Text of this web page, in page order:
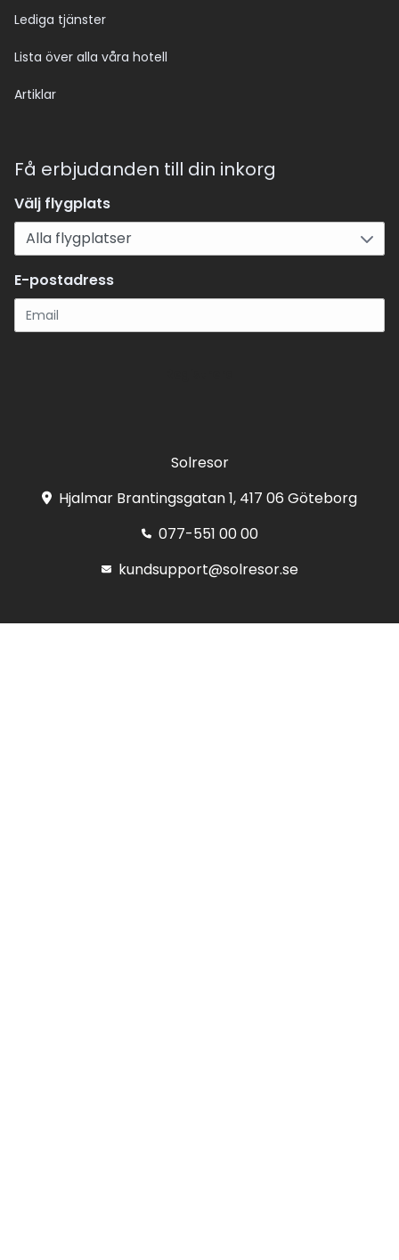
Lediga tjänster
Lista över alla våra hotell
Artiklar
Få erbjudanden till din inkorg
Välj flygplats
E-postadress
Solresor
Hjalmar Brantingsgatan 1, 417 06 Göteborg
077-551 00 00
kundsupport@solresor.se